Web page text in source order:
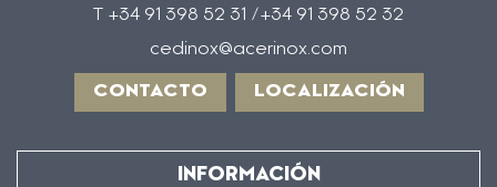
T +34 91 398 52 31 /+34 91 398 52 32
cedinox@acerinox.com
CONTACTO LOCALIZACIÓN
INFORMACIÓN